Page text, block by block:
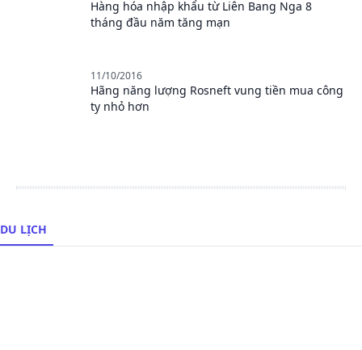
Hàng hóa nhập khẩu từ Liên Bang Nga 8
tháng đầu năm tăng mạn
11/10/2016
Hãng năng lượng Rosneft vung tiền mua công
ty nhỏ hơn
DU LỊCH